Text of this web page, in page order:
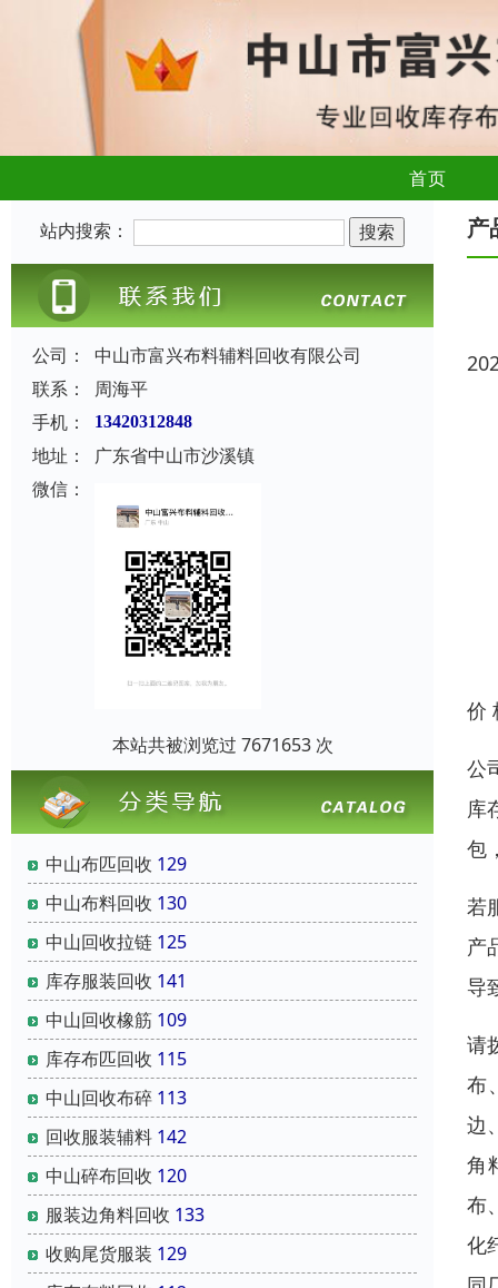
首页
站内搜索：
公司：
中山市富兴布料辅料回收有限公司
联系：
周海平
手机：
13420312848
地址：
广东省中山市沙溪镇
微信：
本站共被浏览过 7671653 次
中山布匹回收 129
中山布料回收 130
中山回收拉链 125
库存服装回收 141
中山回收橡筋 109
库存布匹回收 115
中山回收布碎 113
回收服装辅料 142
中山碎布回收 120
服装边角料回收 133
收购尾货服装 129
产
价
公
库
包
若
产
导
请
布
边
角
布
化